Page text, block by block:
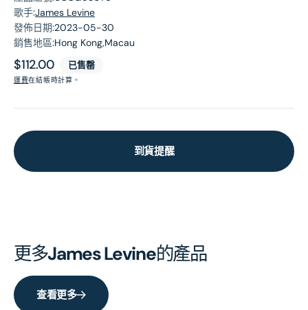
歌手:James Levine
發佈日期:2023-05-30
銷售地區:Hong Kong,Macau
原
價
$112.00 已售罄
運費在結帳時計算。
到貨提醒
更多James Levine的產品
查看更多